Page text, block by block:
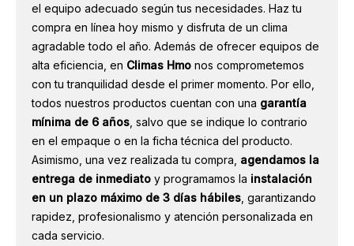
el equipo adecuado según tus necesidades. Haz tu
compra en línea hoy mismo y disfruta de un clima
agradable todo el año. Además de ofrecer equipos de
alta eficiencia, en Climas Hmo nos comprometemos
con tu tranquilidad desde el primer momento. Por ello,
todos nuestros productos cuentan con una garantía
mínima de 6 años , salvo que se indique lo contrario
en el empaque o en la ficha técnica del producto.
Asimismo, una vez realizada tu compra, agendamos la
entrega de inmediato y programamos la instalación
en un plazo máximo de 3 días hábiles , garantizando
rapidez, profesionalismo y atención personalizada en
cada servicio.